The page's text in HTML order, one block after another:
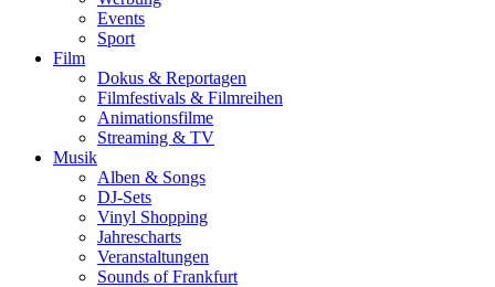
Events
Sport
Film
Dokus & Reportagen
Filmfestivals & Filmreihen
Animationsfilme
Streaming & TV
Musik
Alben & Songs
DJ-Sets
Vinyl Shopping
Jahrescharts
Veranstaltungen
Sounds of Frankfurt